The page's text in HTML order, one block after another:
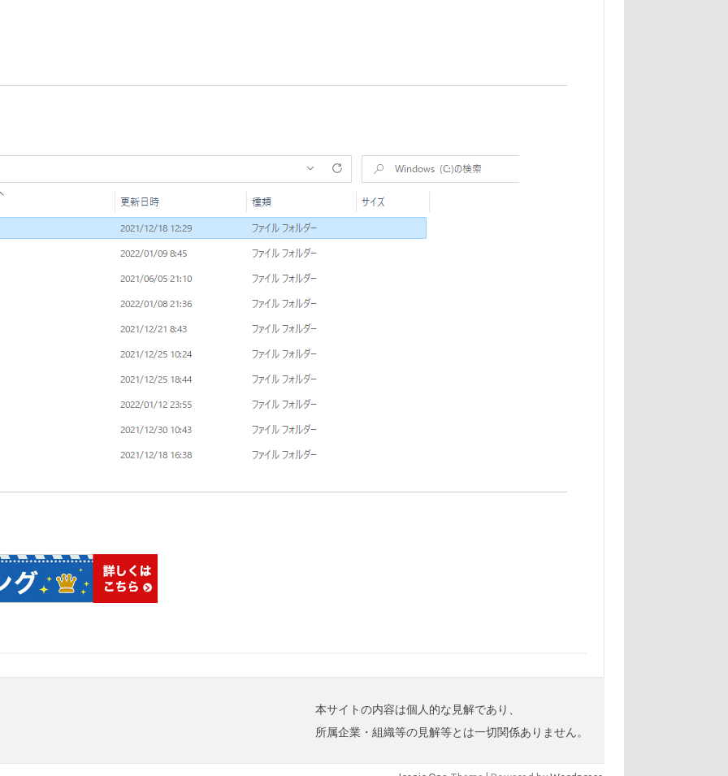
本サイトの内容は個人的な見解であり、
所属企業・組織等の見解等とは一切関係ありません。